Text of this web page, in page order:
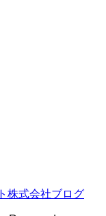
株式会社ブログ